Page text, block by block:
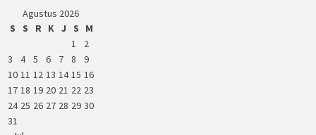
Agustus 2026
S
S R K J S
M
1
2
3
4 5 6 7 8
9
10 11 12 13 14 15 16
17 18 19 20 21 22 23
24 25 26 27 28 29 30
31